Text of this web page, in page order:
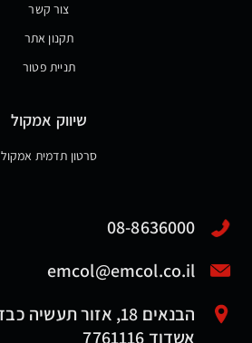
צור קשר
תקנון אתר
תניית פטור
שיווק אמקול
סרטון תדמית אמקול
08-8636000
emcol@emcol.co.il
אשדוד 7761116